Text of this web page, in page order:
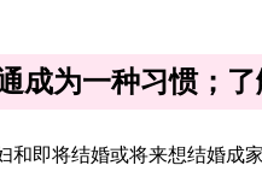
成为一种习惯；
即将结婚或将来想结婚成